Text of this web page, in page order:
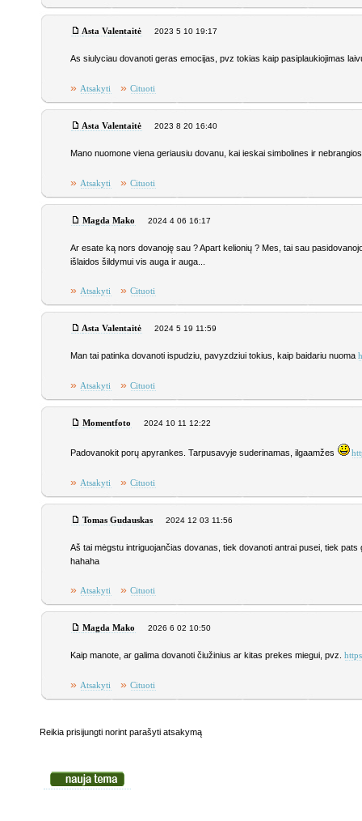
Asta Valentaitė 2023 5 10 19:17
As siulyciau dovanoti geras emocijas, pvz tokias kaip pasiplaukiojimas
» Atsakyti » Cituoti
Asta Valentaitė 2023 8 20 16:40
Mano nuomone viena geriausiu dovanu, kai ieskai simbolines ir
» Atsakyti » Cituoti
Magda Mako 2024 4 06 16:17
Ar esate ką nors dovanoję sau ? Apart kelionių ? Mes, tai sau
išlaidos šildymui vis auga ir auga...
» Atsakyti » Cituoti
Asta Valentaitė 2024 5 19 11:59
Man tai patinka dovanoti ispudziu, pavyzdziui tokius, kaip baidariu nuoma
» Atsakyti » Cituoti
Momentfoto 2024 10 11 12:22
Padovanokit porų apyrankes. Tarpusavyje suderinamas, ilgaamžes
» Atsakyti » Cituoti
Tomas Gudauskas 2024 12 03 11:56
Aš tai mėgstu intriguojančias dovanas, tiek dovanoti antrai pusei, tiek
hahaha
» Atsakyti » Cituoti
Magda Mako 2026 6 02 10:50
Kaip manote, ar galima dovanoti čiužinius ar kitas prekes miegui, pvz.
» Atsakyti » Cituoti
Reikia prisijungti norint parašyti atsakymą